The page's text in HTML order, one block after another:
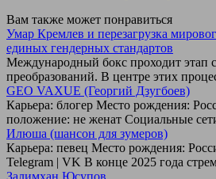
Вам также может понравиться
Умар Кремлев и перезагрузка
единых гендерных стандартов
Международный бокс проходит этап
преобразований. В центре этих
GEO VAXUE (Георгий Дзугбоев)
Карьера: блогер Место рождения:
положение: не женат Социальные
Илюша (шансон для зумеров)
Карьера: певец Место рождения:
Telegram | VK В конце 2025 года
Залимхан Юсупов